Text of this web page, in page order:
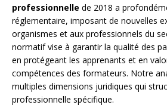
professionnelle de 2018 a
réglementaire, imposant de nouvelles
organismes et aux professionnels du
normatif vise à garantir la qualité des
en protégeant les apprenants et en
compétences des formateurs. Notre
multiples dimensions juridiques qui
professionnelle spécifique.